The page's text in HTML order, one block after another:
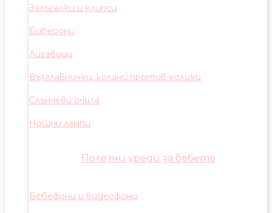
Залъгалки и клипси
Биберони
Лигавици
Възглавнички, колани против колики
Слънчеви очила
Нощни лампи
Полезни уреди за бебето
Бебефони и видеофони